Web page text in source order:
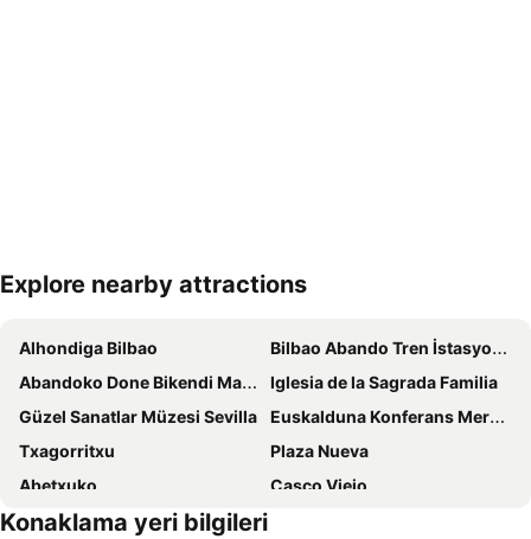
Haritayı genişlet
Explore nearby attractions
Alhondiga Bilbao
Bilbao Abando Tren İstasyonu
Abandoko Done Bikendi Martiriaren eliza
Iglesia de la Sagrada Familia
Güzel Sanatlar Müzesi Sevilla
Euskalduna Konferans Merkezi
Txagorritxu
Plaza Nueva
Abetxuko
Casco Viejo
Begoña
Konaklama yeri bilgileri